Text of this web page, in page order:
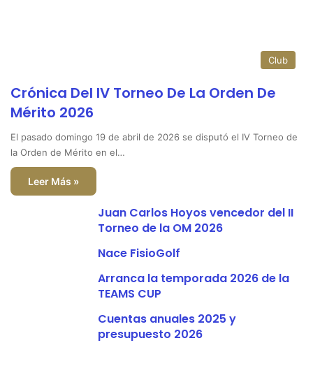
Club
Crónica Del IV Torneo De La Orden De
Mérito 2026
El pasado domingo 19 de abril de 2026 se disputó el IV Torneo de
la Orden de Mérito en el…
Leer Más »
Juan Carlos Hoyos vencedor del II
Torneo de la OM 2026
Nace FisioGolf
Arranca la temporada 2026 de la
TEAMS CUP
Cuentas anuales 2025 y
presupuesto 2026